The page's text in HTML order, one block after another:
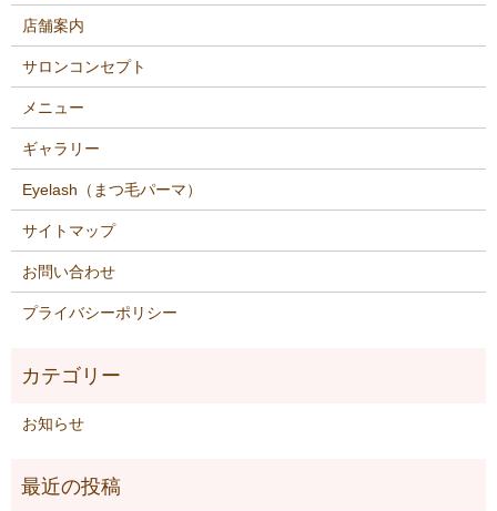
店舗案内
サロンコンセプト
メニュー
ギャラリー
Eyelash（まつ毛パーマ）
サイトマップ
お問い合わせ
プライバシーポリシー
お知らせ